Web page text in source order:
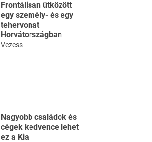
Frontálisan ütközött
egy személy- és egy
tehervonat
Horvátországban
Vezess
Nagyobb családok és
cégek kedvence lehet
ez a Kia